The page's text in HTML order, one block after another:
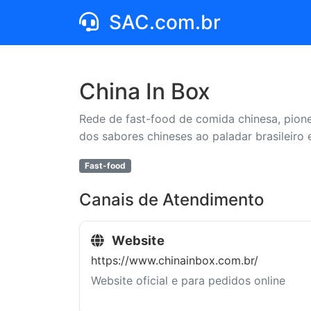
SAC.com.br
China In Box
Rede de fast-food de comida chinesa,
dos sabores chineses ao paladar
Fast-food
Canais de Atendimento
Website
https://www.chinainbox.com.br/
Website oficial e para pedidos online